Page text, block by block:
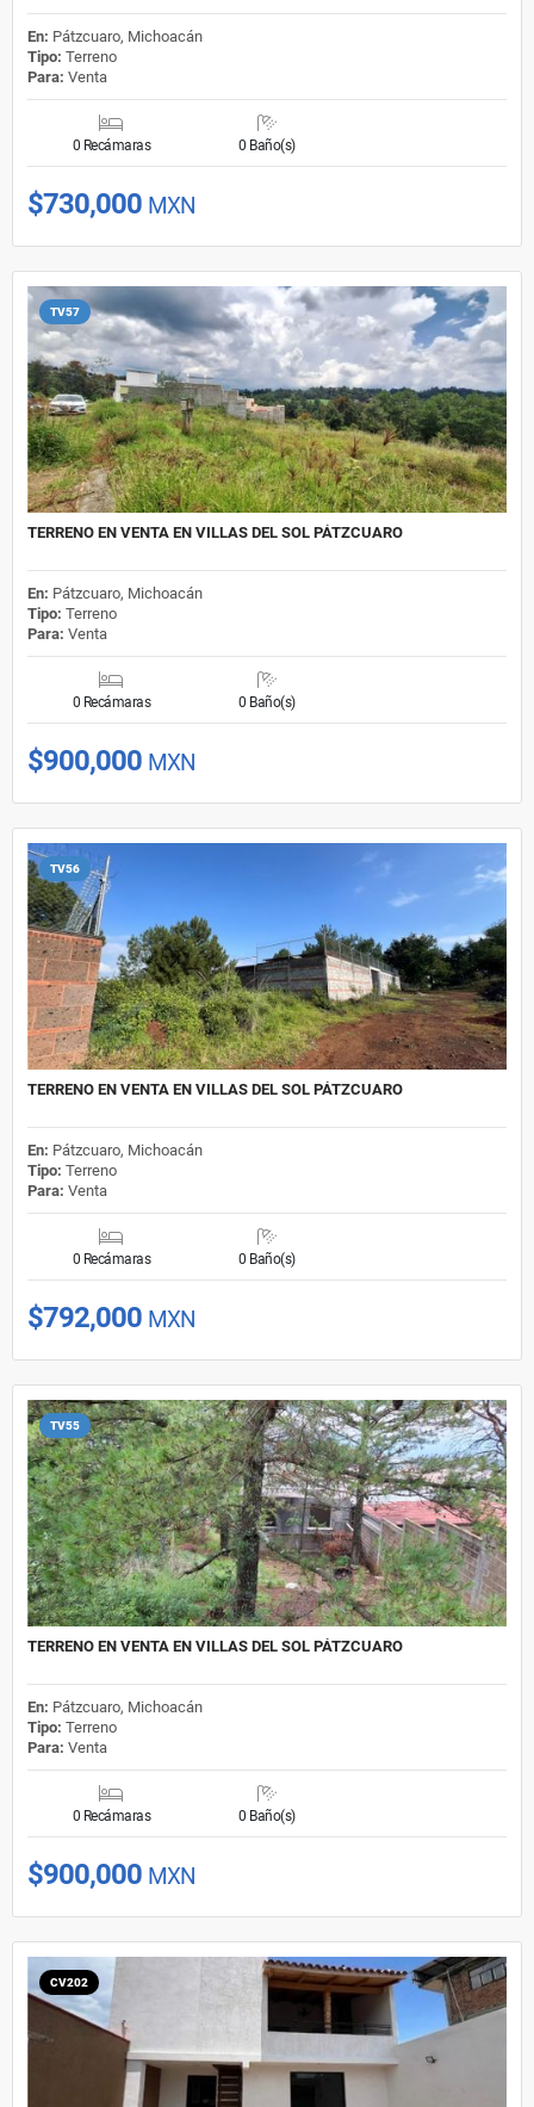
En: Pátzcuaro, Michoacán
Tipo: Terreno
Para: Venta
0 Recámaras 0 Baño(s)
$730,000 MXN
TV57
TERRENO EN VENTA EN VILLAS DEL SOL PÁTZCUARO
En: Pátzcuaro, Michoacán
Tipo: Terreno
Para: Venta
0 Recámaras 0 Baño(s)
$900,000 MXN
TV56
TERRENO EN VENTA EN VILLAS DEL SOL PÁTZCUARO
En: Pátzcuaro, Michoacán
Tipo: Terreno
Para: Venta
0 Recámaras 0 Baño(s)
$792,000 MXN
TV55
TERRENO EN VENTA EN VILLAS DEL SOL PÁTZCUARO
En: Pátzcuaro, Michoacán
Tipo: Terreno
Para: Venta
0 Recámaras 0 Baño(s)
$900,000 MXN
CV202